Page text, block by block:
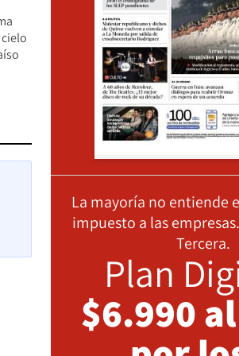
cielo
La mayoría no entiende
impuesto a las
Tercera.
Plan
$6.990